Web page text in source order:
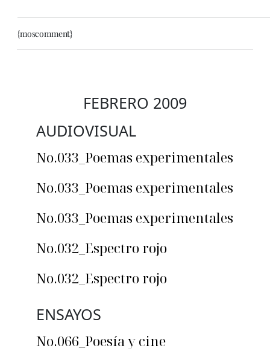
{moscomment}
FEBRERO 2009
AUDIOVISUAL
No.033_Poemas experimentales
No.033_Poemas experimentales
No.033_Poemas experimentales
No.032_Espectro rojo
No.032_Espectro rojo
ENSAYOS
No.066_Poesía y cine